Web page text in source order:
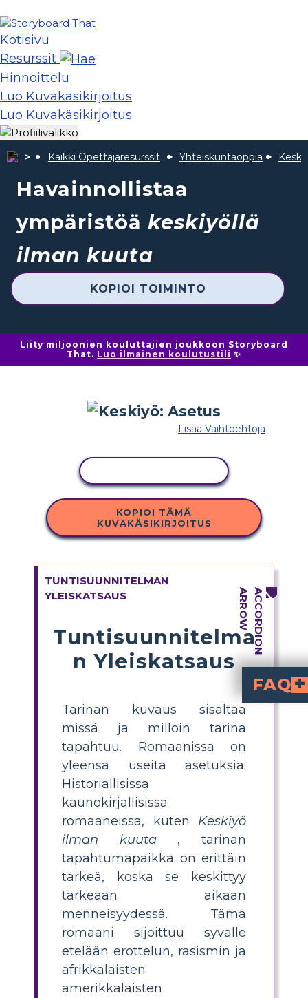
Kotisivu
Resurssit
Hinnoittelu
Luo Kuvakäsikirjoitus
Luo Kuvakäsikirjoitus
Kaikki Opettajaresurssit Yhteiskuntaoppia
Havainnollistaa
ympäristöä keskiyöllä
ilman kuuta
KOPIOI TOIMINTO
Liity miljoonien kouluttajien joukkoon Storyboard
That. Luo ilmainen koulutustili ✨
Lisää Vaihtoehtoja
KOPIOI TÄMÄ
KUVAKÄSIKIRJOITUS
TUNTISUUNNITELMAN
YLEISKATSAUS
Tuntisuunnitelma
n Yleiskatsaus
Tarinan kuvaus sisältää
missä ja milloin tarina
tapahtuu. Romaanissa on
yleensä useita asetuksia.
Historiallisissa
kaunokirjallisissa
romaaneissa, kuten Keskiyö
ilman kuuta, tarinan
tapahtumapaikka on erittäin
tärkeä, koska se keskittyy
tärkeään aikaan
menneisyydessä. Tämä
romaani sijoittuu syvälle
etelään erottelun, rasismin ja
afrikkalaisten
amerikkalaisten
FAQ